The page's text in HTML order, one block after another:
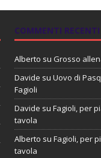
COMMENTI RECENTI
Alberto su Grosso
Davide suUovo di
Fagioli
Davide suFagioli, per
tavola
Alberto suFagioli, per
tavola